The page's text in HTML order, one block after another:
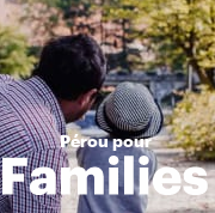
Pérou pour